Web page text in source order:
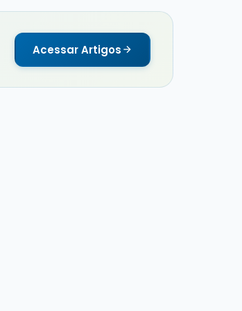
Acessar Artigos